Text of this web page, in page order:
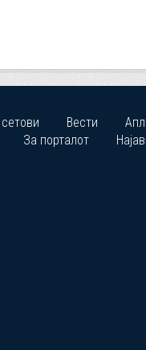
Вести
За порталот